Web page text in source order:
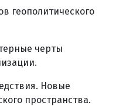
геополитического
черты
Новые
пространства.